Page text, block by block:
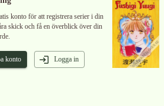
konto för att registrera serier i din
skick och få en överblick över din
konto Logga in